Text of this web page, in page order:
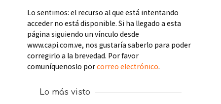
Lo sentimos: el recurso al que está intentando
acceder no está disponible. Si ha llegado a esta
página siguiendo un vínculo desde
www.capi.com.ve, nos gustaría saberlo para poder
corregirlo a la brevedad. Por favor
comuníquenoslo porcorreo electrónico.
Lo más visto